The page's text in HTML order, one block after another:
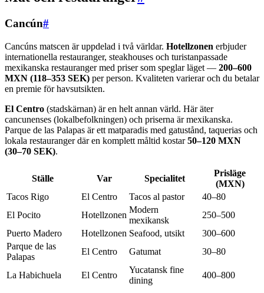
Cancún#
Cancúns matscen är uppdelad i två världar. Hotellzonen erbjuder
internationella restauranger, steakhouses och turistanpassade
mexikanska restauranger med priser som speglar läget — 200–600
MXN (118–353 SEK) per person. Kvaliteten varierar och du betalar
en premie för havsutsikten.
El Centro (stadskärnan) är en helt annan värld. Här äter
cancunenses (lokalbefolkningen) och priserna är mexikanska.
Parque de las Palapas är ett matparadis med gatustånd, taquerias och
lokala restauranger där en komplett måltid kostar50–120 MXN
(30–70 SEK).
Ställe Var Specialitet
Prisläge
(MXN)
Tacos Rigo
El Centro Tacos al pastor
40–80
El Pocito
Hotellzonen
Modern
mexikansk
250–500
Puerto Madero
Hotellzonen Seafood, utsikt
300–600
Parque de las
Palapas
El Centro Gatumat 30–80
La Habichuela El Centro
Yucatansk fine
dining
400–800